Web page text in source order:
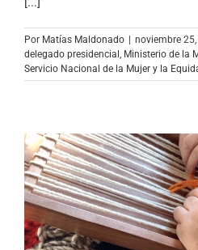
Por Matías Maldonado | noviembre
delegado presidencial Ministerio de la
Servicio Nacional de la Mujer y la